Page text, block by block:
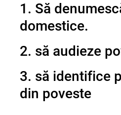
1. Să
domestice.
2. să audieze
3. să identifice
din poveste